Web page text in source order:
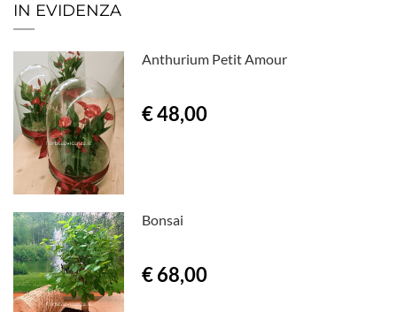
IN EVIDENZA
Anthurium Petit Amour
€ 48,00
Bonsai
€ 68,00